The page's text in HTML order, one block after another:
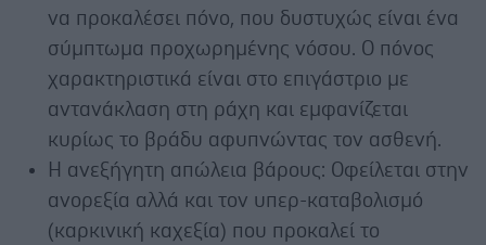
να προκαλέσει πόνο, που δυστυχώς είναι ένα
σύμπτωμα προχωρημένης νόσου. Ο πόνος
χαρακτηριστικά είναι στο επιγάστριο με
αντανάκλαση στη ράχη και εμφανίζεται
κυρίως το βράδυ αφυπνώντας τον ασθενή.
Η ανεξήγητη απώλεια βάρους: Οφείλεται στην
ανορεξία αλλά και τον υπερ-καταβολισμό
(καρκινική καχεξία) που προκαλεί το